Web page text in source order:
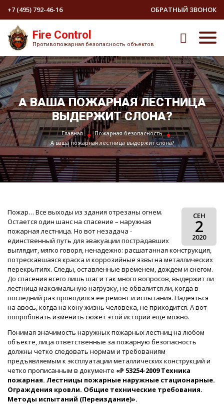
+7 (495) 792-46-16 ОБРАТНЫЙ ЗВОНОК
Fire Control
Противопожарная безопасность объектов
А ВАША ПОЖАРНАЯ ЛЕСТНИЦА
ВЫДЕРЖИТ СЛОНА?
Главная
Пожарная безопасность
А ваша пожарная лестница выдержит слона?
СЕН
2
2020
Пожар… Все выходы из здания отрезаны огнем.
Остается один шанс на спасение – наружная
пожарная лестница. Но вот незадача -
единственный путь для эвакуации пострадавших
выглядит, мягко говоря, ненадежно: расшатанная конструкция,
потрескавшаяся краска и коррозийные язвы на металлических
перекрытиях. Следы, оставленные временем, дождем и снегом.
До спасения всего лишь шаг и так много вопросов, выдержит ли
лестница максимальную нагрузку, не обвалится ли, когда в
последний раз проводился ее ремонт и испытания. Надеяться
на авось, когда на кону жизнь человека, не приходится. А вот
попробовать изменить сюжет этой истории еще можно.
Понимая значимость наружных пожарных лестниц на любом
объекте, лица ответственные за пожарную безопасность
должны четко следовать нормам и требованиям
предъявляемым к эксплуатации металлических конструкций и
четко прописанным в документе «Р 53254-2009 Техника
пожарная. Лестницы пожарные наружные стационарные.
Ограждения кровли. Общие технические требования.
Методы испытаний (Переиздание)».